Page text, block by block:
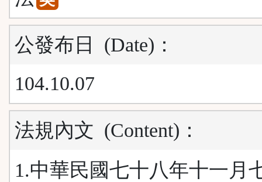
公發布日 (Date) ：
104.10.07
法規內文 (Content) ：
1.中華民國七十八年十一月